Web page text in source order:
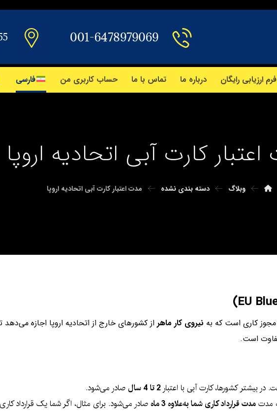
001-6478979069
فرم ارزیابی رایگان درباره ما تماس با ما حساب کاربری من فارسی
کارت آبی اتحادیه اروپا
وبلاگ دسته بندی نشده مدت اعتبار کارت آبی اتحادیه اروپا
کاری است که به نیروی کار ماهراز کشورهای خارج از اتحادیه اروپا اجازه
است.
در بیشتر کشورها، کارت آبی با اعتبار 2 تا 4 سال
صادر می‌شود.
مدت قرارداد کاری شما به‌علاوه 3 ماه صادر می‌شود. برای مثال، اگر شما یک قرارداد کاری